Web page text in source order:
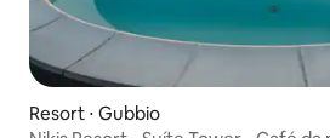
Resort ⋅ Gubbio